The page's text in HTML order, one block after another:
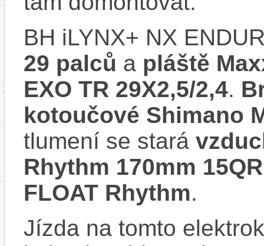
BH iLYNX+ NX
29 palců a pláště
EXO TR 29X2,5/2,4.
kotoučové Shimano
tlumení se stará
Rhythm 170mm
FLOAT Rhythm.
Jízda na tomto